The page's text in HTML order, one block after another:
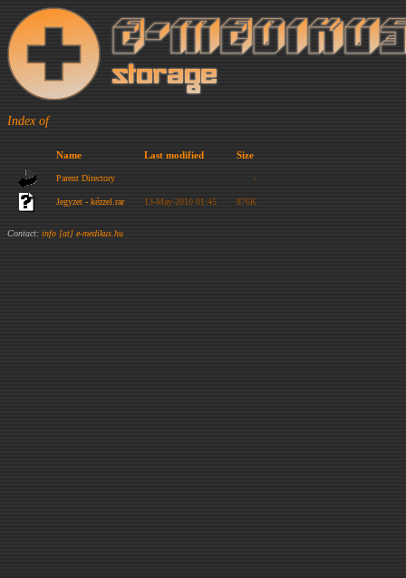
Index of
Name Last modified Size
Parent Directory -
Jegyzet - kézzel.rar 13-May-2010 01:45 876K
Contact: info [at] e-medikus.hu